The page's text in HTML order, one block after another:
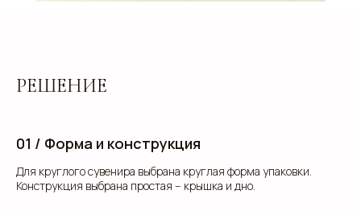
РЕШЕНИЕ
01 / Форма и конструкция
Для круглого сувенира выбрана круглая форма упаковки.
Конструкция выбрана простая -- крышка и дно.
ЗАПОЛНИТЕ ЗАЯВКУ, И
МЫ ПОДБЕРЕМ ДЛЯ ВАС